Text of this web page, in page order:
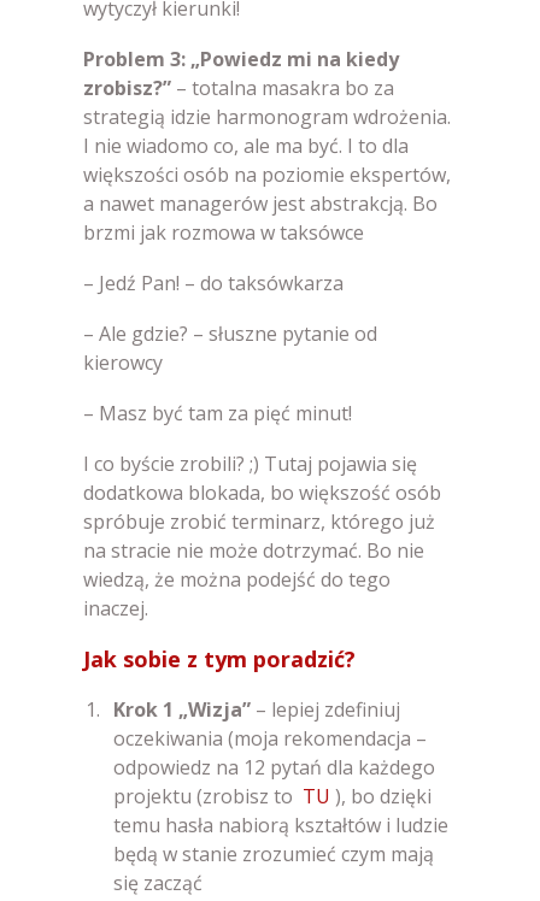
wytyczył kierunki!
Problem 3: „Powiedz mi na kiedy
zrobisz?” – totalna masakra bo za
strategią idzie harmonogram wdrożenia.
I nie wiadomo co, ale ma być. I to dla
większości osób na poziomie ekspertów,
a nawet managerów jest abstrakcją. Bo
brzmi jak rozmowa w taksówce
– Jedź Pan! – do taksówkarza
– Ale gdzie? – słuszne pytanie od
kierowcy
– Masz być tam za pięć minut!
I co byście zrobili? ;) Tutaj pojawia się
dodatkowa blokada, bo większość osób
spróbuje zrobić terminarz, którego już
na stracie nie może dotrzymać. Bo nie
wiedzą, że można podejść do tego
inaczej.
Jak sobie z tym poradzić?
Krok 1 „Wizja” – lepiej zdefiniuj
oczekiwania (moja rekomendacja –
odpowiedz na 12 pytań dla każdego
projektu (zrobisz to TU ), bo dzięki
temu hasła nabiorą kształtów i ludzie
będą w stanie zrozumieć czym mają
się zacząć